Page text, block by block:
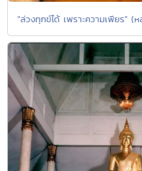
"ล่วงทุกข์ได้ เพราะความเพียร" (